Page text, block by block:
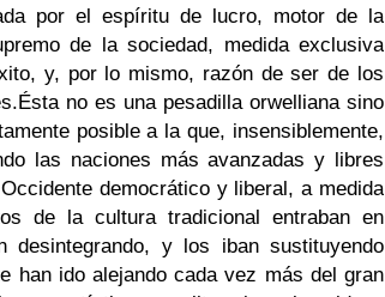
por el espíritu de lucro, motor de la
de la sociedad, medida exclusiva
y, por lo mismo, razón de ser de los
Ésta no es una pesadilla orwelliana sino
posible a la que, insensiblemente,
las naciones más avanzadas y libres
democrático y liberal, a medida
de la cultura tradicional entraban en
desintegrando, y los iban sustituyendo
han ido alejando cada vez más del gran